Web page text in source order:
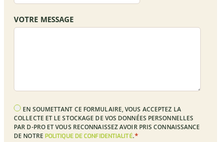
VOTRE MESSAGE
RGPD
*
EN SOUMETTANT CE FORMULAIRE, VOUS ACCEPTEZ LA
COLLECTE ET LE STOCKAGE DE VOS DONNÉES PERSONNELLES
PAR D-PRO ET VOUS RECONNAISSEZ AVOIR PRIS CONNAISSANCE
DE NOTRE POLITIQUE DE CONFIDENTIALITÉ.*